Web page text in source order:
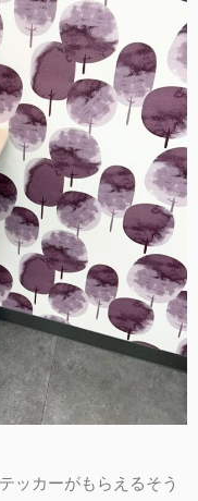
ッカーがもらえるそう